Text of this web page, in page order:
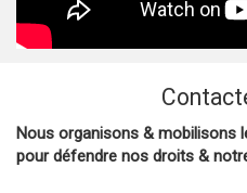
Nous organisons & mobilisons
pour défendre nos droits &